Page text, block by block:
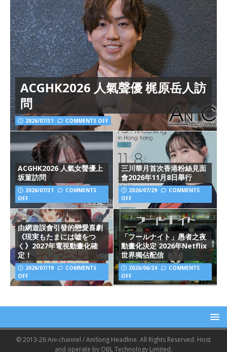
ACGHK2026 人氣聲優 梶原岳人訪
問
2026/07/31 COMMENTS OFF
ACGHK2026 人氣女聲優上
坂菫訪問
2026/07/31
COMMENTS
OFF
三川華月首次香港粉絲見面
會2026年11月8日舉行
2026/07/29
COMMENTS
OFF
由網遊誤會引發的戀愛喜劇
《現実もたまには嘘をつ
く》2027年電視動畫化確
定！
2026/07/19
COMMENTS
OFF
「フールナイト」愚者之夜
動畫化決定 2026年Netflix
世界獨佔配信
2026/06/24
COMMENTS
OFF
© 2013-26 Ani-channel / AniSong Headline. All Rights Reserved. Host
and operate by OBL Technology Limited.